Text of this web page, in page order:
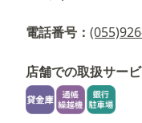
電話番号：
店舗での取扱サー